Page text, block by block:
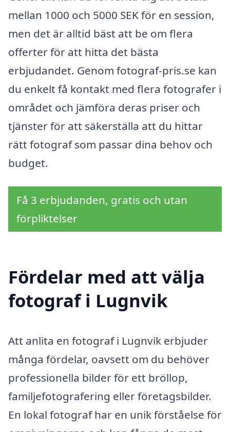
mellan 1000 och 5000 SEK för en session,
men det är alltid bäst att be om flera
offerter för att hitta det bästa
erbjudandet. Genom fotograf-pris.se kan
du enkelt få kontakt med flera fotografer i
området och jämföra deras priser och
tjänster för att säkerställa att du hittar
rätt fotograf som passar dina behov och
budget.
Få 3 erbjudanden, gratis och utan
förpliktelser
Fördelar med att välja
fotograf i Lugnvik
Att anlita en fotograf i Lugnvik erbjuder
många fördelar, oavsett om du behöver
professionella bilder för ett bröllop,
familjefotografering eller företagsbilder.
En lokal fotograf har en unik förståelse för